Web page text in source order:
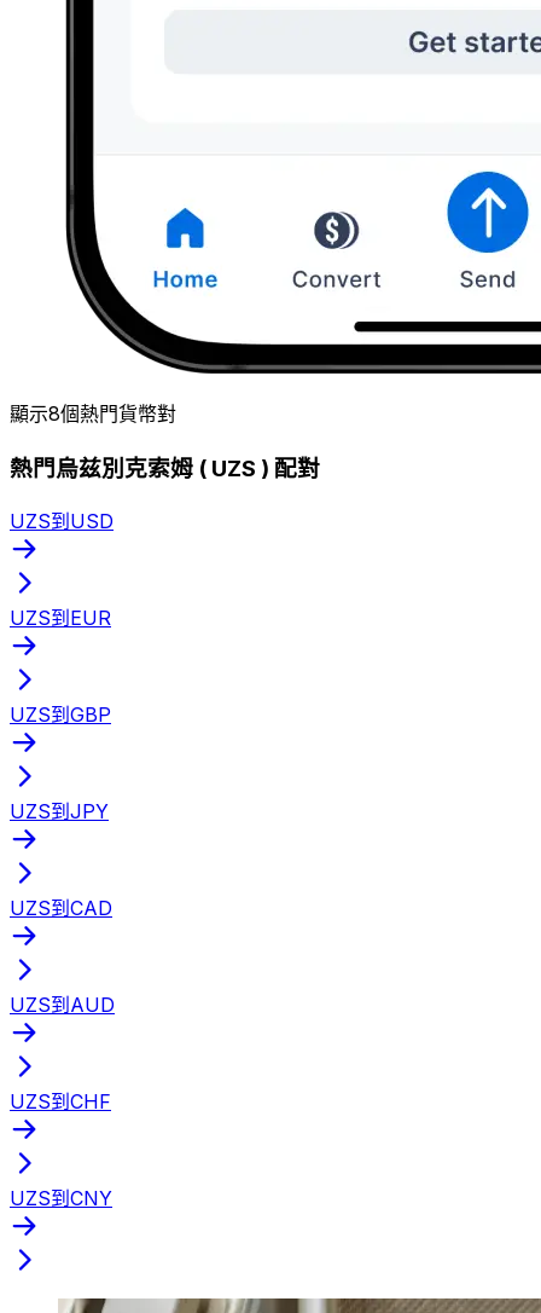
顯示8個熱門貨幣對
熱門烏兹別克索姆 ( UZS ) 配對
UZS到USD
UZS到EUR
UZS到GBP
UZS到JPY
UZS到CAD
UZS到AUD
UZS到CHF
UZS到CNY